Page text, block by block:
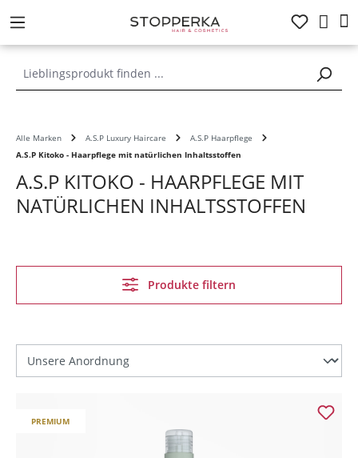
springen
Alle Marken A.S.P Luxury Haircare
A.S.P Haarpflege
A.S.P Kitoko - Haarpflege mit natürlichen Inhaltsstoffen
A.S.P KITOKO - HAARPFLEGE MIT
NATÜRLICHEN INHALTSSTOFFEN
Produkte filtern
PREMIUM